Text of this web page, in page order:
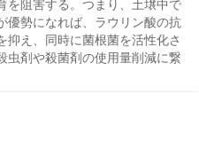
を阻害する。つまり、土壌中で
優勢になれば、ラウリン酸の抗
抑え、同時に菌根菌を活性化さ
虫剤や殺菌剤の使用量削減に繋